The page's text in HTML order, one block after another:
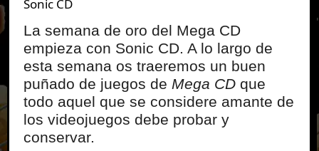
Sonic CD
La semana de oro del Mega CD
empieza con Sonic CD. A lo largo de
esta semana os traeremos un buen
puñado de juegos de Mega CDque
todo aquel que se considere amante de
los videojuegos debe probar y
conservar.